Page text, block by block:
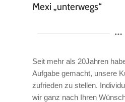
Mexi „unterwegs“
Seit mehr als 20Jahren
Aufgabe gemacht, unsere
zufrieden zu stellen.
wir ganz nach Ihren